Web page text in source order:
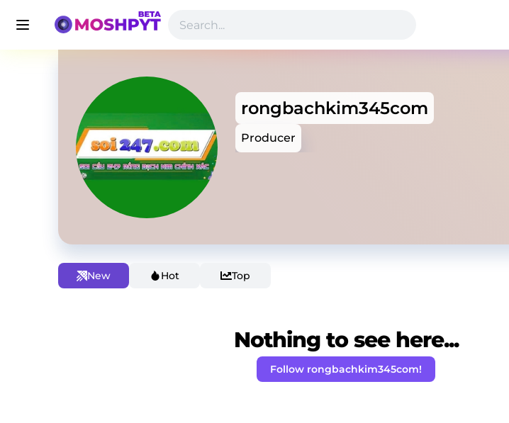
rongbachkim345com
Producer
New Hot Top
Nothing to see here...
Follow rongbachkim345com!